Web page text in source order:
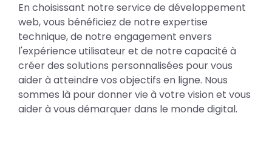
En choisissant notre service de développement
web, vous bénéficiez de notre expertise
technique, de notre engagement envers
l'expérience utilisateur et de notre capacité à
créer des solutions personnalisées pour vous
aider à atteindre vos objectifs en ligne. Nous
sommes là pour donner vie à votre vision et vous
aider à vous démarquer dans le monde digital.